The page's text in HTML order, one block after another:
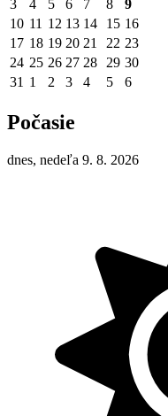
3 4 5 6 7 8
9
10 11 12 13 14 15 16
17 18 19 20 21 22 23
24 25 26 27 28 29 30
31 1 2 3 4 5 6
Počasie
dnes, nedeľa 9. 8. 2026